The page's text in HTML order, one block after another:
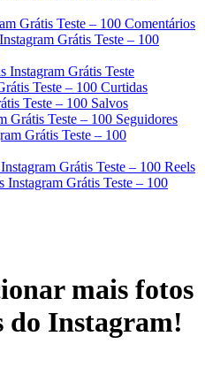
Grátis Teste – 100 Comentários
Grátis Teste – 100
Instagram Grátis Teste
Teste – 100 Curtidas
Teste – 100 Salvos
Grátis Teste – 100 Seguidores
Grátis Teste – 100
Grátis Teste – 100 Reels
Instagram Grátis Teste – 100
mais fotos
do Instagram!